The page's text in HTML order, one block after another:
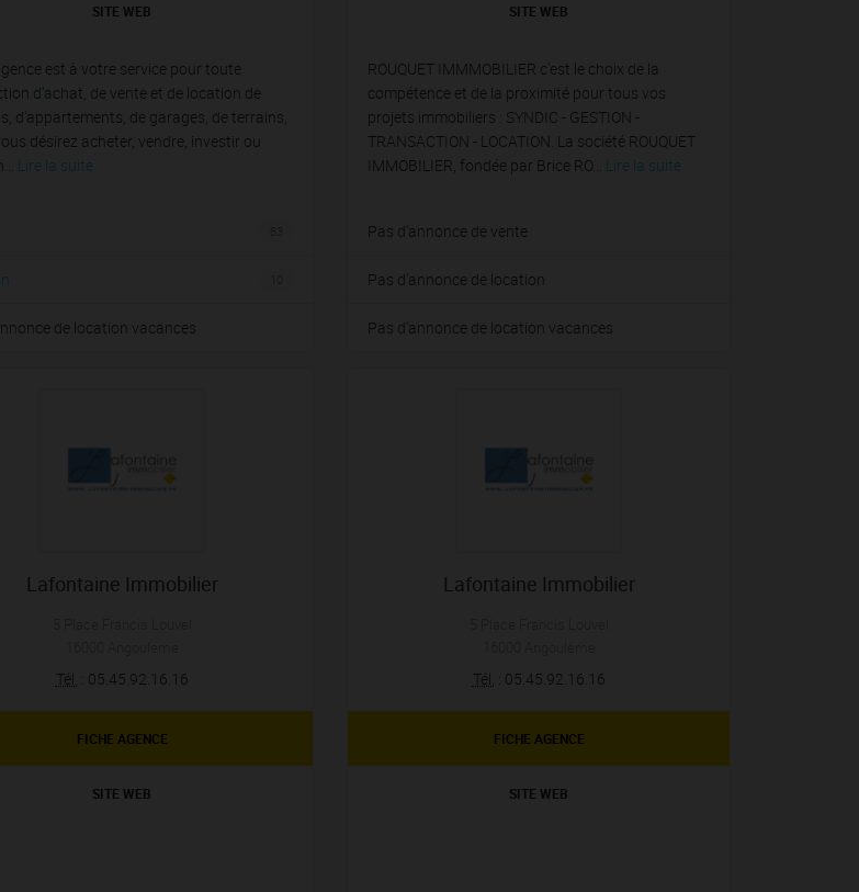
SITE WEB
est à votre service pour toute
d'achat, de vente et de location de
d'appartements, de garages, de terrains,
désirez acheter, vendre, investir ou
Lire la suite
de location vacances
SITE WEB
ROUQUET IMMMOBILIER c'est le choix de la
compétence et de la proximité pour tous vos
projets immobiliers : SYNDIC - GESTION -
TRANSACTION - LOCATION. La société ROUQUET
IMMOBILIER, fondée par Brice RO... Lire la suite
Pas d'annonce de vente
Pas d'annonce de location
Pas d'annonce de location vacances
Lafontaine Immobilier
Tél. : 05.45.92.16.16
FICHE AGENCE
SITE WEB
Lafontaine Immobilier
Tél. : 05.45.92.16.16
FICHE AGENCE
SITE WEB